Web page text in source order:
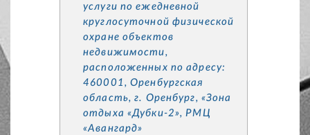
услуги по ежедневной
круглосуточной физической
охране объектов
недвижимости,
расположенных по адресу:
460001, Оренбургская
область, г. Оренбург, «Зона
отдыха «Дубки-2», РМЦ
«Авангард»